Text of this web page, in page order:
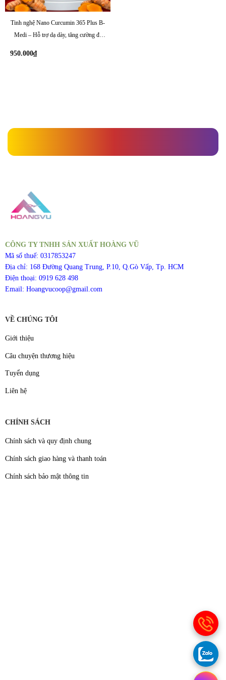
Tinh nghệ Nano Curcumin 365 Plus B-
Medi – Hỗ trợ dạ dày, tăng cường đề
950.000₫
CÔNG TY TNHH SẢN XUẤT HOÀNG VŨ
Mã số thuế: 0317853247
Địa chỉ: 168 Đường Quang Trung, P.10, Q.Gò Vấp, Tp. HCM
Điện thoại: 0919 628 498
Email: Hoangvucoop@gmail.com
VỀ CHÚNG TÔI
Giới thiệu
Câu chuyện thương hiệu
Tuyển dụng
Liên hệ
CHÍNH SÁCH
Chính sách và quy định chung
Chính sách giao hàng và thanh toán
Chính sách bảo mật thông tin